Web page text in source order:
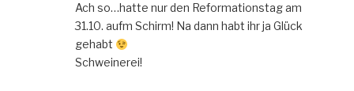
Ach so…hatte nur den Reformationstag am
31.10. aufm Schirm! Na dann habt ihr ja Glück
gehabt
Schweinerei!